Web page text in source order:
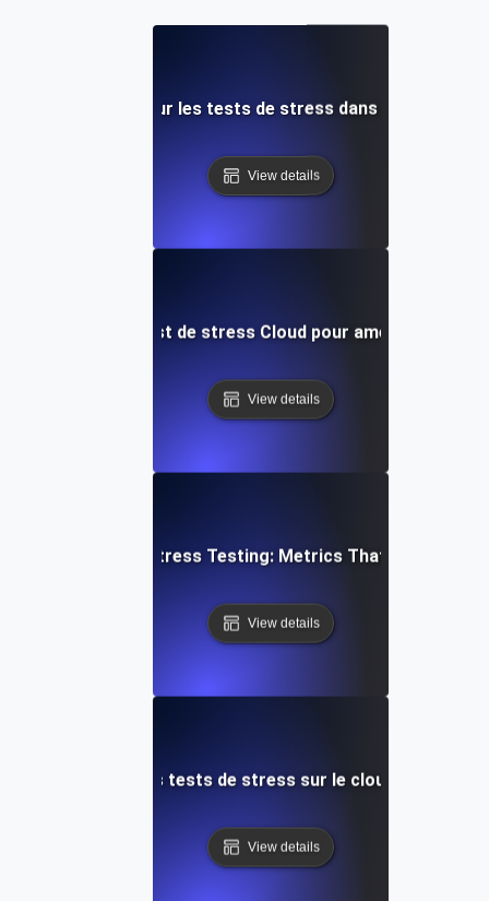
pratiques pour les tests de stress dans un
View details
: Utilisation du test de stress Cloud pour améliorer la
View details
Cloud Stress Testing: Metrics That Matter
View details
courantes dans les tests de stress sur le cloud et
View details